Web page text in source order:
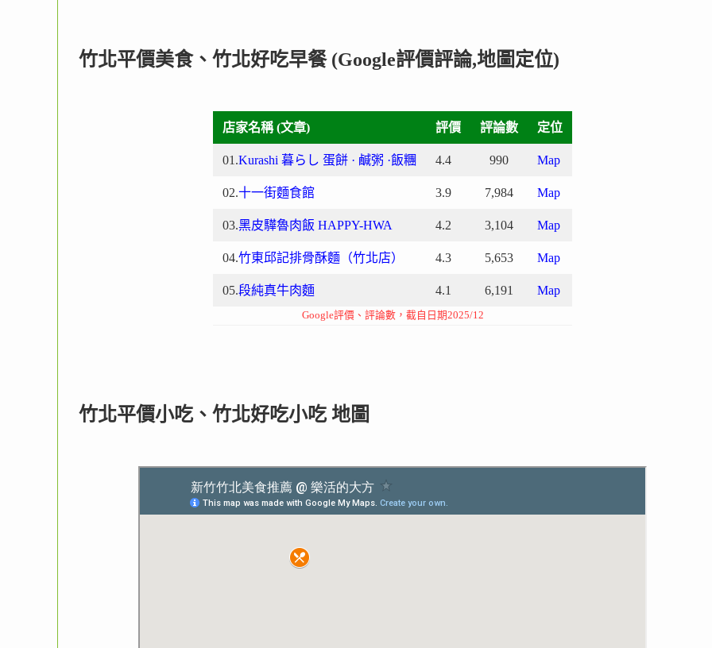
竹北平價美食、竹北好吃早餐 (Google評價評論,地圖定位)
店家名稱 (文章) 評價 評論數 定位
01.Kurashi 暮らし 蛋餅 · 鹹粥 ·飯糰 4.4 990 Map
02.十一街麵食館 3.9 7,984 Map
03.黑皮驊魯肉飯 HAPPY-HWA 4.2 3,104 Map
04.竹東邱記排骨酥麵（竹北店） 4.3 5,653 Map
05.段純真牛肉麵 4.1 6,191 Map
Google評價、評論數，截自日期2025/12
竹北平價小吃、竹北好吃小吃 地圖